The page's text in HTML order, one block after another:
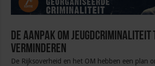
De aanpak om jeugdcriminaliteit
verminderen
De Rijksoverheid en het OM hebben een plan